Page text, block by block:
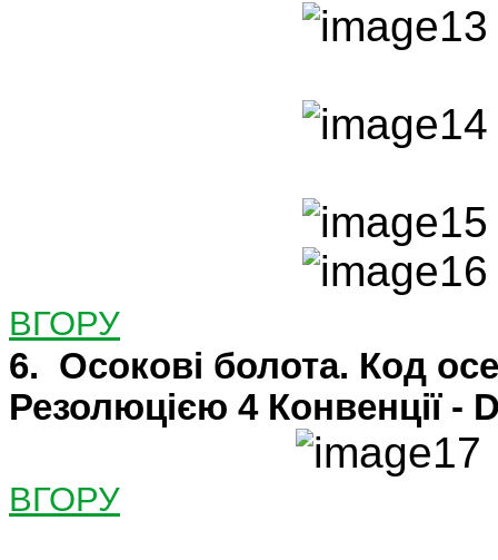
ВГОРУ
6. Осокові болота. Код
Резолюцією 4 Конвенції -
ВГОРУ